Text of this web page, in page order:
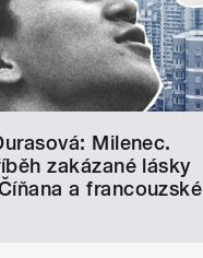
Milenec.
zakázané lásky
a francouzské